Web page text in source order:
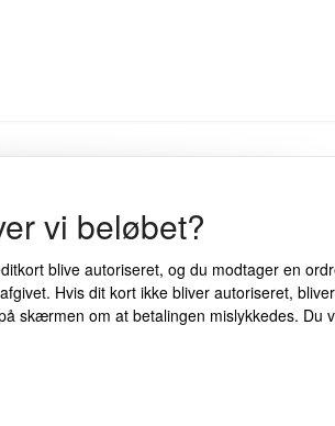
vi beløbet?
blive autoriseret, og du modtager en
Hvis dit kort ikke bliver autoriseret,
skærmen om at betalingen mislykkedes. Du